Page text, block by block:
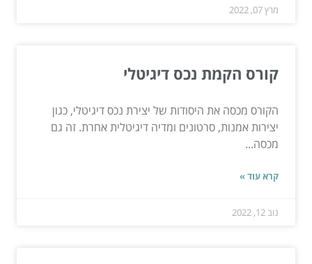
מרץ 07, 2022
קורס הקמת נכס דיגיטלי
הקורס מכסה את היסודות של יצירת נכס דיגיטלי, כגון
יצירות אמנות, סרטונים ומדיה דיגיטלית אחרת. זה גם
מכסה...
קרא עוד »
נוב 12, 2022